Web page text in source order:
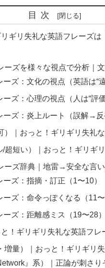
目次
ギリ失礼な英語フレーズ
ズを様々な視点で分析｜
ズ：文化の視点（英語は“遠
ズ：心理の視点（人は“評
ーズ：炎上ルート（誤解→
｜おっと！ギリギリ失礼
超短い）｜おっと！ギリギ
ーズ辞典｜地雷→安全な言い
ズ：指摘・訂正（1〜10）
ズ：命令っぽくなる（11〜
ズ：距離感ミス（19〜28）
！ギリギリ失礼な英語フレ
量）｜おっと！ギリギリ
』系）｜正論が刺さり